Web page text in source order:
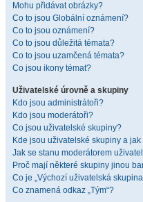
Mohu přidávat obrázky?
Co to jsou Globální oznámení?
Co to jsou oznámení?
Co to jsou důležitá témata?
Co to jsou uzamčená témata?
Co jsou ikony témat?
Uživatelské úrovně a skupiny
Kdo jsou administrátoři?
Kdo jsou moderátoři?
Co jsou uživatelské skupiny?
Kde jsou uživatelské skupiny a
Jak se stanu moderátorem
Proč mají některé skupiny jinou
Co je „Výchozí uživatelská
Co znamená odkaz „Tým“?